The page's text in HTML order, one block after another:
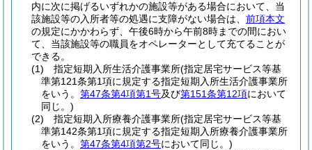
内に次に掲げるいずれかの施設等がある場合において、当
該施設等の入所者等の処遇に支障がない場合は、 前項本文
の規定にかかわらず、午後6時から午前8時までの間におい
て、当該施設等の職員をオペレーターとして充てることが
できる。
(1)
指定短期入所生活介護事業所(指定居宅サービス等基
準第121条第1項に規定する指定短期入所生活介護事業所
をいう。 第47条第4項第1号及び第151条第12項において
同じ。)
(2)
指定短期入所療養介護事業所(指定居宅サービス等基
準第142条第1項に規定する指定短期入所療養介護事業所
をいう。 第47条第4項第2号において同じ。)